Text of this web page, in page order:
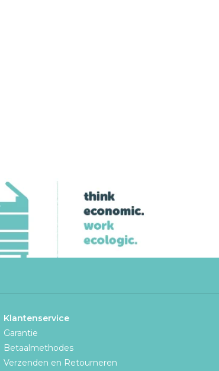
Klantenservice
Garantie
Betaalmethodes
Verzenden en Retourneren